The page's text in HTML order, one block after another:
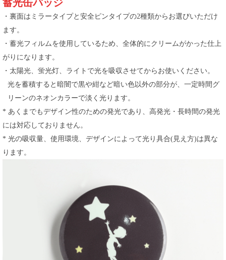
蓄光缶バッジ
・裏面はミラータイプと安全ピンタイプの2種類からお選びいただけ
ます。
・蓄光フィルムを使用しているため、全体的にクリームがかった仕上
がりになります。
・太陽光、蛍光灯、ライトで光を吸収させてからお使いください。
光を蓄積すると暗闇で黒や紺など暗い色以外の部分が、一定時間グ
リーンのネオンカラーで淡く光ります。
* あくまでもデザイン性のための発光であり、高発光・長時間の発光
には対応しておりません。
* 光の吸収量、使用環境、デザインによって光り具合(見え方)は異な
ります。